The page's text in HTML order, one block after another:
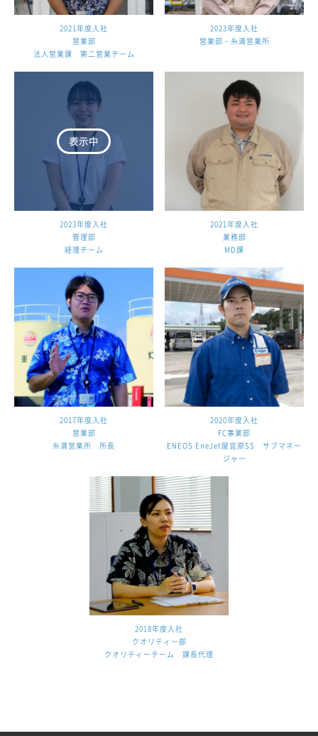
2021年度入社
営業部
法人営業課 第二営業チーム
2023年度入社
営業部・糸満営業所
2023年度入社
管理部
経理チーム
2021年度入社
業務部
MD課
2017年度入社
営業部
糸満営業所 所長
2020年度入社
FC事業部
ENEOS EneJet屋宜原SS サブマネー
ジャー
2018年度入社
クオリティー部
クオリティーチーム 課長代理